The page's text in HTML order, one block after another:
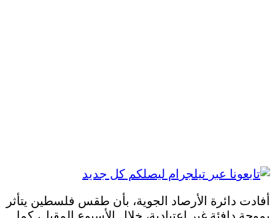
أفادت دائرة الأرصاد الجوية، بأن طقس فلسطين يتأثر
بموجة دافئة غير اعتيادية، خلال الأسبوع المقبل، كما